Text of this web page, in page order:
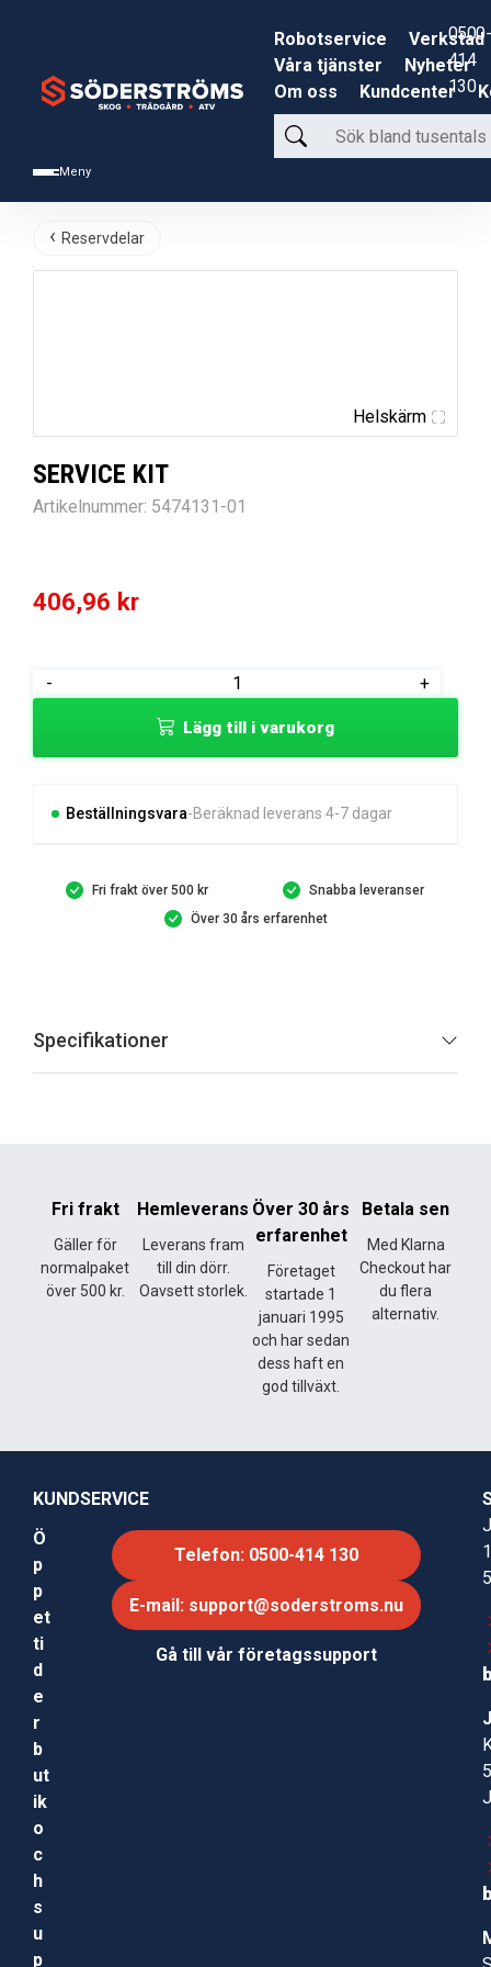
Meny
Robotservice
Verkstad
Våra tjänster
Nyheter
Om oss
Kundcenter
Sök
bland
produkter
0500-
414
130
Reservdelar
Helskärm
SERVICE KIT
Artikelnummer: 5474131-01
406,96 kr
-
SERVICE
+
Lägg till i varukorg
Beställningsvara Beräknad leverans 4-7 dagar
Fri frakt över 500 kr
Snabba leveranser
Över 30 års erfarenhet
Specifikationer
Fri frakt
Gäller för
normalpaket
över 500 kr.
Hemleverans
Leverans fram
till din dörr.
Oavsett storlek.
Över 30 års
erfarenhet
Företaget
startade 1
januari 1995
och har sedan
dess haft en
god tillväxt.
Betala sen
Med Klarna
Checkout har
du flera
alternativ.
KUNDSERVICE
Ö
p
p
et
ti
d
e
r
b
ut
ik
o
c
h
s
u
p
Telefon: 0500-414 130
E-mail: support@soderstroms.nu
Gå till vår företagssupport